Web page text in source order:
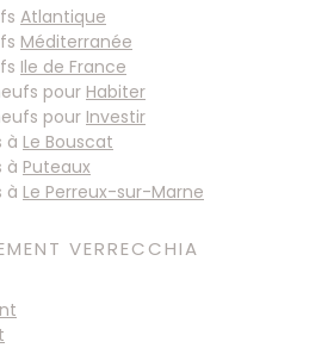
Atlantique
Méditerranée
Ile de France
pour Habiter
pour Investir
à
à
à
VERRECCHIA